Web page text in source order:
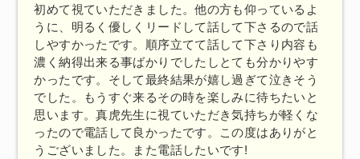
初めて視ていただきました。他の方も仰っているよ
うに、 明るく優しくリードして話して下さるので話
しやすかった です。順序立てて話して下さり 内容も
濃く納得出来る事ばかり でしたしとても分かりやす
かったです。そして最終結果が嬉し過ぎて泣きそう
でした。もうすぐ来るその時を楽しみに待ちたいと
思います。真虎先生に視ていただき気持ちが軽くな
ったので電話して良かったです。この度はありがと
うございました。また電話したいです!